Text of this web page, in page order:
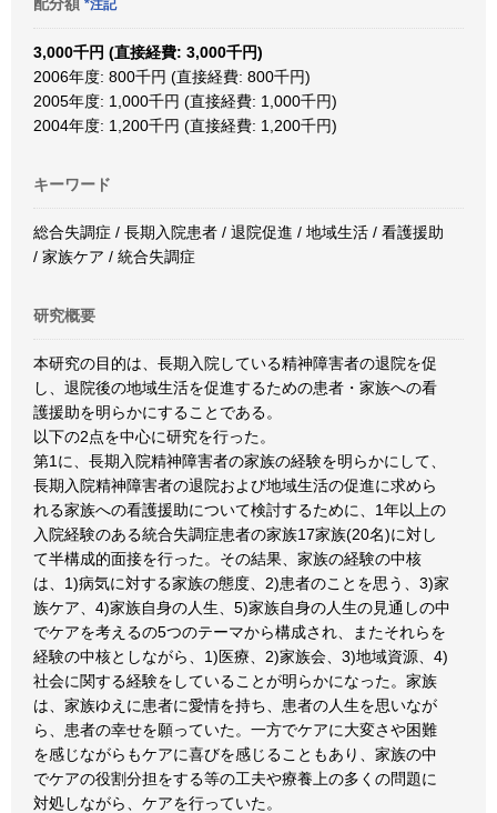
*注記
3,000千円 (直接経費: 3,000千円)
2006年度: 800千円 (直接経費: 800千円)
2005年度: 1,000千円 (直接経費: 1,000千円)
2004年度: 1,200千円 (直接経費: 1,200千円)
キーワード
総合失調症 / 長期入院患者 / 退院促進 / 地域生活 / 看護援助
/ 家族ケア / 統合失調症
研究概要
本研究の目的は、長期入院している精神障害者の退院を促
し、退院後の地域生活を促進するための患者・家族への看
護援助を明らかにすることである。
以下の2点を中心に研究を行った。
第1に、長期入院精神障害者の家族の経験を明らかにして、
長期入院精神障害者の退院および地域生活の促進に求めら
れる家族への看護援助について検討するために、1年以上の
入院経験のある統合失調症患者の家族17家族(20名)に対し
て半構成的面接を行った。その結果、家族の経験の中核
は、1)病気に対する家族の態度、2)患者のことを思う、3)家
族ケア、4)家族自身の人生、5)家族自身の人生の見通しの中
でケアを考えるの5つのテーマから構成され、またそれらを
経験の中核としながら、1)医療、2)家族会、3)地域資源、4)
社会に関する経験をしていることが明らかになった。家族
は、家族ゆえに患者に愛情を持ち、患者の人生を思いなが
ら、患者の幸せを願っていた。一方でケアに大変さや困難
を感じながらもケアに喜びを感じることもあり、家族の中
でケアの役割分担をする等の工夫や療養上の多くの問題に
対処しながら、ケアを行っていた。